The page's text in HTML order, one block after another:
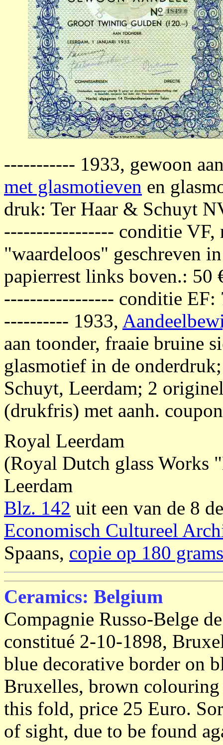
----------- 1933, gewoon
met glasmotieven en
druk: Ter Haar & Schuyt
----------------- conditie VF,
"waardeloos" geschreven
papierrest links boven.: 50
----------------- conditie EF:
---------- 1933,
aan toonder, fraaie bruine
glasmotief in de
Schuyt, Leerdam; 2
(drukfris) met aanh.
Royal Leerdam
(Royal Dutch glass
Leerdam
Blz. 142 uit een van de 8
Economisch Cultureel
Spaans, copie op 180
Ceramics: Belgium
Compagnie Russo-Belge
constitué 2-10-1898,
blue decorative border on
Bruxelles, brown
this fold, price 25 Euro.
of sight, due to be found